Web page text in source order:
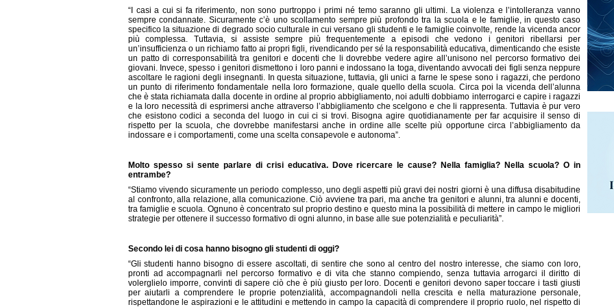
“I casi a cui si fa riferimento, non sono purtroppo i primi né temo saranno gli ultimi. La violenza e l’intolleranza vanno
sempre condannate. Sicuramente c’è uno scollamento sempre più profondo tra la scuola e le famiglie, in questo caso
specifico la situazione di degrado socio culturale in cui versano gli studenti e le famiglie coinvolte, rende la vicenda ancor
più complessa. Tuttavia, si assiste sempre più frequentemente a episodi che vedono i genitori ribellarsi per
un’insufficienza o un richiamo fatto ai propri figli, rivendicando per sé la responsabilità educativa, dimenticando che esiste
un patto di corresponsabilità tra genitori e docenti che li dovrebbe vedere agire all’unisono nel percorso formativo dei
giovani. Invece, spesso i genitori dismettono i loro panni e indossano la toga, diventando avvocati dei figli senza neppure
ascoltare le ragioni degli insegnanti. In questa situazione, tuttavia, gli unici a farne le spese sono i ragazzi, che perdono
un punto di riferimento fondamentale nella loro formazione, quale quello della scuola. Circa poi la vicenda dell’alunna
che è stata richiamata dalla docente in ordine al proprio abbigliamento, noi adulti dobbiamo interrogarci e capire i ragazzi
e la loro necessità di esprimersi anche attraverso l’abbigliamento che scelgono e che li rappresenta. Tuttavia è pur vero
che esistono codici a seconda del luogo in cui ci si trovi. Bisogna agire quotidianamente per far acquisire il senso di
rispetto per la scuola, che dovrebbe manifestarsi anche in ordine alle scelte più opportune circa l’abbigliamento da
indossare e i comportamenti, come una scelta consapevole e autonoma”.
Molto spesso si sente parlare di crisi educativa. Dove ricercare le cause? Nella famiglia? Nella scuola? O in
entrambe?
“Stiamo vivendo sicuramente un periodo complesso, uno degli aspetti più gravi dei nostri giorni è una diffusa disabitudine
al confronto, alla relazione, alla comunicazione. Ciò avviene tra pari, ma anche tra genitori e alunni, tra alunni e docenti,
tra famiglie e scuola. Ognuno è concentrato sul proprio destino e questo mina la possibilità di mettere in campo le migliori
strategie per ottenere il successo formativo di ogni alunno, in base alle sue potenzialità e peculiarità”.
Secondo lei di cosa hanno bisogno gli studenti di oggi?
“Gli studenti hanno bisogno di essere ascoltati, di sentire che sono al centro del nostro interesse, che siamo con loro,
pronti ad accompagnarli nel percorso formativo e di vita che stanno compiendo, senza tuttavia arrogarci il diritto di
volerglielo imporre, convinti di sapere ciò che è più giusto per loro. Docenti e genitori devono saper toccare i tasti giusti
per aiutarli a comprendere le proprie potenzialità, accompagnandoli nella crescita e nella maturazione personale,
rispettandone le aspirazioni e le attitudini e mettendo in campo la capacità di comprendere il proprio ruolo, nel rispetto di